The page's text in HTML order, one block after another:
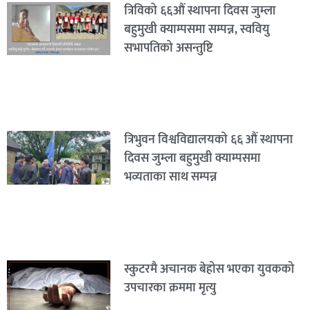
त्रिविको ६६औं स्थापना दिवस जुम्ला
बहुमुखी क्याम्पसमा सम्पन्न, स्ववियु
सभापतिको असन्तुष्टि
त्रिभुवन विश्वविद्यालयको ६६ औं स्थापना
दिवस जुम्ला बहुमुखी क्याम्पसमा
भव्यताका साथ सम्पन्न
स्कुटरमै अचानक बेहोस भएका युवकको
उपचारका क्रममा मृत्यु